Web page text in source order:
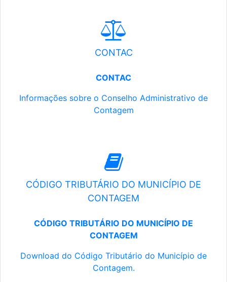
CONTAC
CONTAC
Informações sobre o Conselho Administrativo de
Contagem
CÓDIGO TRIBUTÁRIO DO MUNICÍPIO DE
CONTAGEM
CÓDIGO TRIBUTÁRIO DO MUNICÍPIO DE
CONTAGEM
Download do Código Tributário do Município de
Contagem.